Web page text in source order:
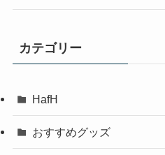
カテゴリー
HafH
おすすめグッズ